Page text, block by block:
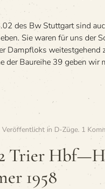
des Bw Stuttgart sind
Sie waren für uns der
Dampfloks weitestgehend
der Baureihe 39 geben wir
Veröffentlicht in D-Züge. 1
Trier
1958